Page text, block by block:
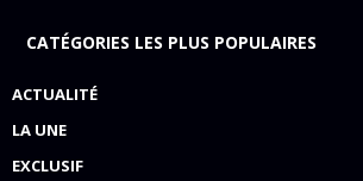
CATÉGORIES LES PLUS POPULAIRES
ACTUALITÉ
LA UNE
EXCLUSIF